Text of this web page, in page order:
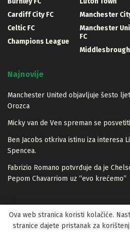
Cardiff City FC
Celtic FC
Champions League
Manchester
Manchester
FC
Middlesbrough
Najnovije
Manchester United objavljuje šesto
Orozca
Micky van de Ven spreman se
Ben Jacobs otkriva istinu iza interesa
Spencea.
Fabrizio Romano potvrđuje da je
Pepom Chavarriom uz “evo krećemo”
© 2023 Lopta.net
Ova web stranica koristi kolačiće.
stranice dajete pristanak za